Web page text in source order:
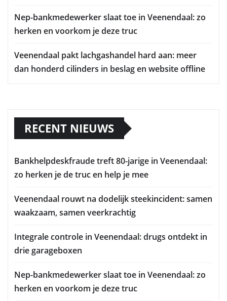
Nep-bankmedewerker slaat toe in Veenendaal: zo
herken en voorkom je deze truc
Veenendaal pakt lachgashandel hard aan: meer
dan honderd cilinders in beslag en website offline
RECENT NIEUWS
Bankhelpdeskfraude treft 80-jarige in Veenendaal:
zo herken je de truc en help je mee
Veenendaal rouwt na dodelijk steekincident: samen
waakzaam, samen veerkrachtig
Integrale controle in Veenendaal: drugs ontdekt in
drie garageboxen
Nep-bankmedewerker slaat toe in Veenendaal: zo
herken en voorkom je deze truc